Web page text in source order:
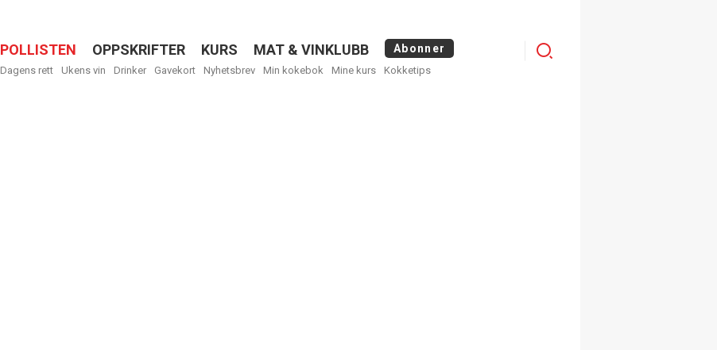
Menu
POLLISTEN OPPSKRIFTER KURS MAT & VINKLUBB Abonner
Dagens rett Ukens vin Drinker Gavekort Nyhetsbrev Min kokebok Mine kurs Kokketips
Logg